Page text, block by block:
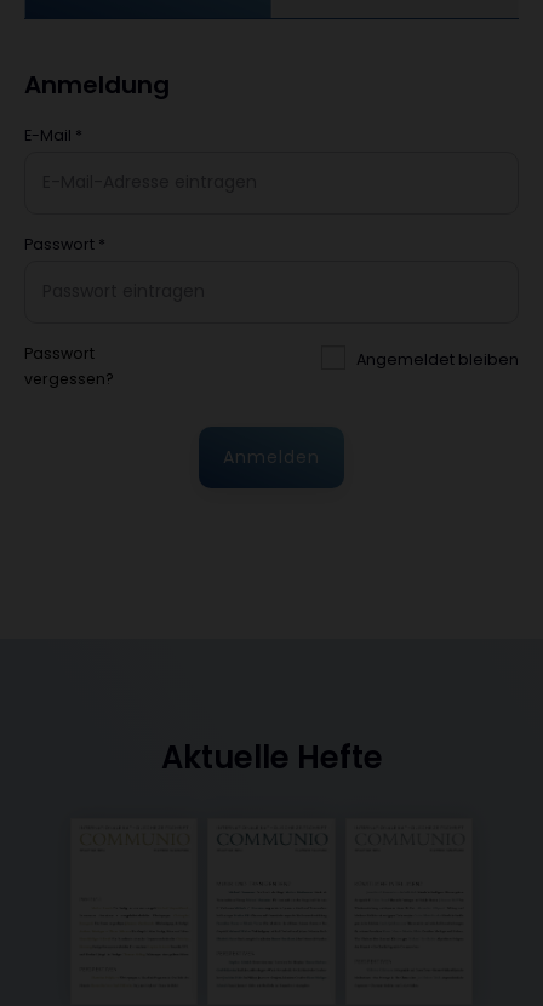
Anmeldung
E-Mail *
Passwort *
Passwort
vergessen?
Angemeldet bleiben
Anmelden
Aktuelle Hefte